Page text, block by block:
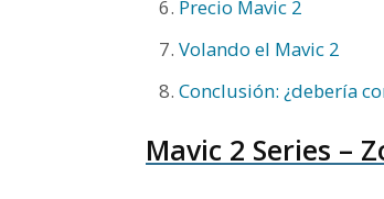
Precio Mavic 2
Volando el Mavic 2
Conclusión: ¿debería
Mavic 2 Series –